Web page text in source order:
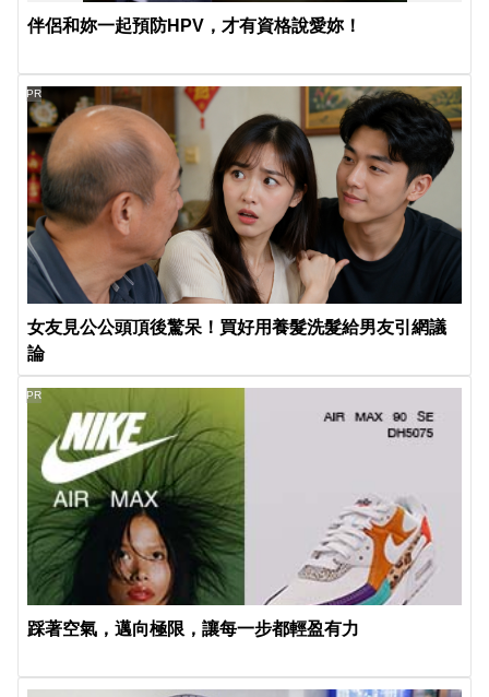
伴侶和妳一起預防HPV，才有資格說愛妳！
女友見公公頭頂後驚呆！買好用養髮洗髮給男友引網議
論
PR
踩著空氣，邁向極限，讓每一步都輕盈有力
PR